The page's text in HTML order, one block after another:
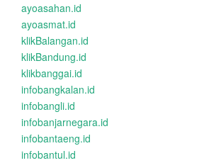
ayoasahan.id
ayoasmat.id
klikBalangan.id
klikBandung.id
klikbanggai.id
infobangkalan.id
infobangli.id
infobanjarnegara.id
infobantaeng.id
infobantul.id